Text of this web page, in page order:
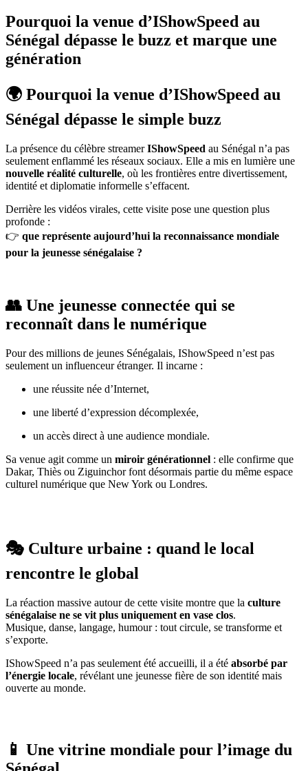
Pourquoi la venue d’IShowSpeed au
Sénégal dépasse le buzz et marque une
génération
🌍 Pourquoi la venue d’IShowSpeed au
Sénégal dépasse le simple buzz
La présence du célèbre streamerIShowSpeed au Sénégal n’a pas
seulement enflammé les réseaux sociaux. Elle a mis en lumière une
nouvelle réalité culturelle, où les frontières entre divertissement,
identité et diplomatie informelle s’effacent.
Derrière les vidéos virales, cette visite pose une question plus
profonde :
👉 que représente aujourd’hui la reconnaissance mondiale
pour la jeunesse sénégalaise ?
👥 Une jeunesse connectée qui se
reconnaît dans le numérique
Pour des millions de jeunes Sénégalais, IShowSpeed n’est pas
seulement un influenceur étranger. Il incarne :
une réussite née d’Internet,
une liberté d’expression décomplexée,
un accès direct à une audience mondiale.
Sa venue agit comme un miroir générationnel : elle confirme que
Dakar, Thiès ou Ziguinchor font désormais partie du même espace
culturel numérique que New York ou Londres.
🎭 Culture urbaine : quand le local
rencontre le global
La réaction massive autour de cette visite montre que la culture
sénégalaise ne se vit plus uniquement en vase clos.
Musique, danse, langage, humour : tout circule, se transforme et
s’exporte.
IShowSpeed n’a pas seulement été accueilli, il a été absorbé par
l’énergie locale, révélant une jeunesse fière de son identité mais
ouverte au monde.
📱 Une vitrine mondiale pour l’image du